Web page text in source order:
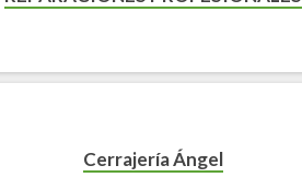
Cerrajería Ángel